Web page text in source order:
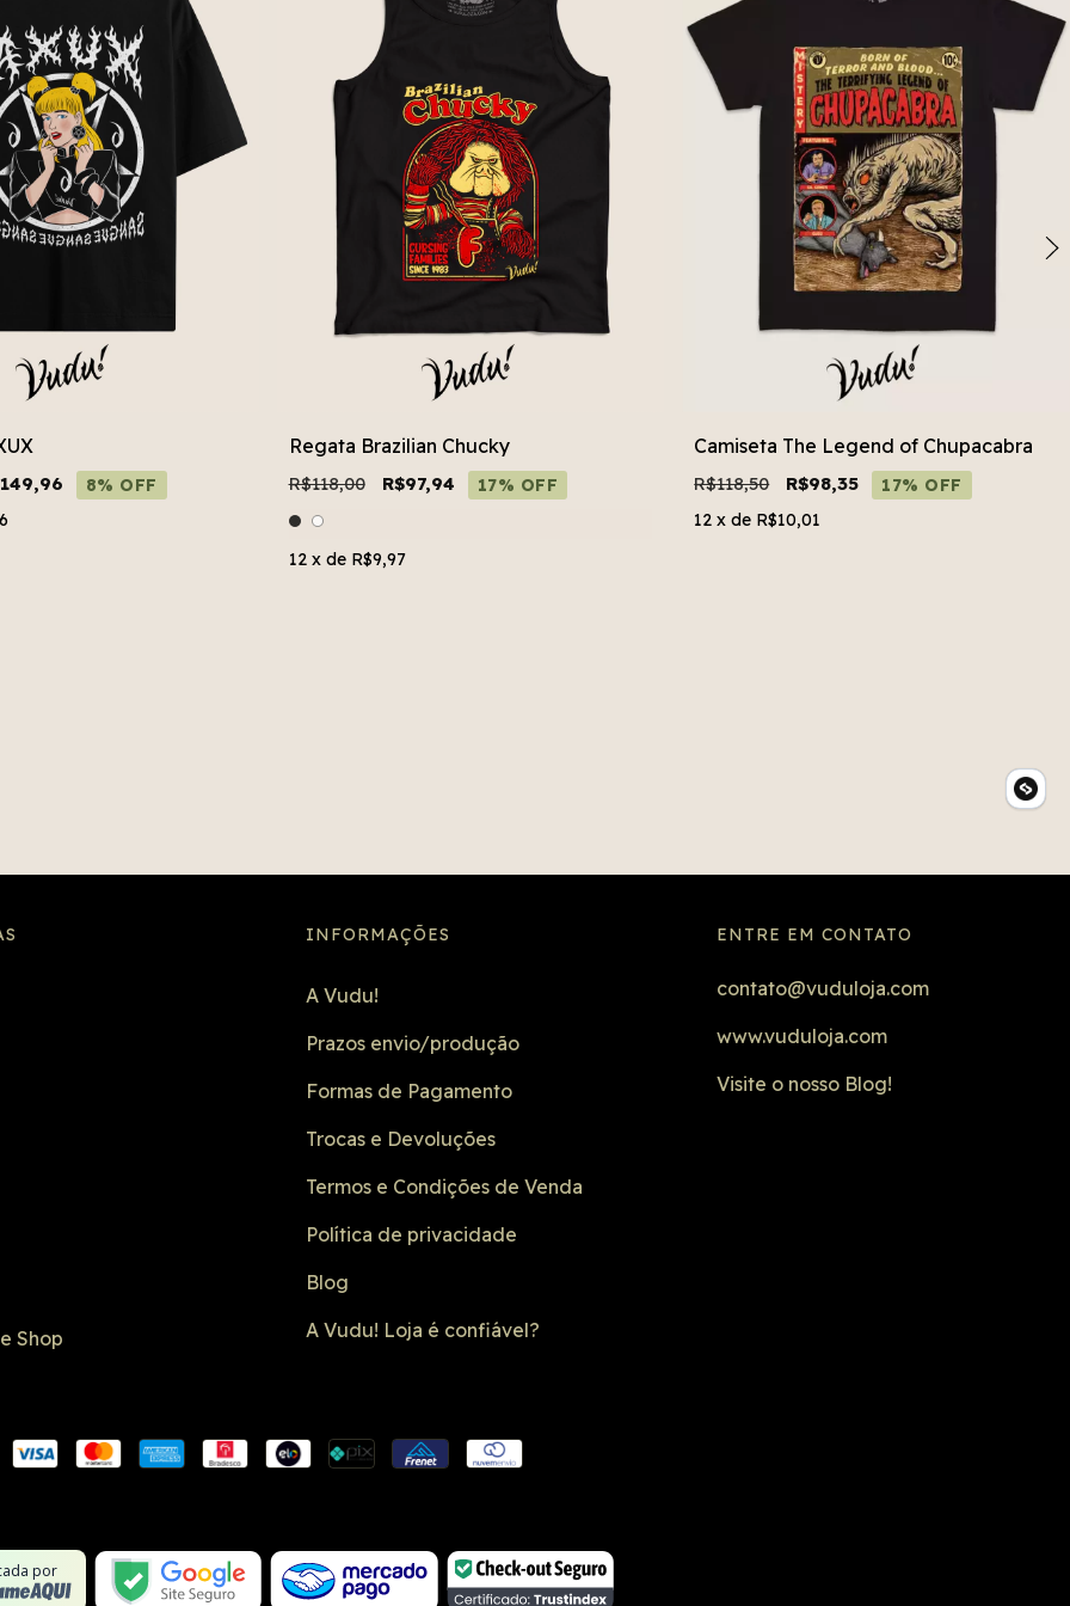
8% OFF
Regata Brazilian Chucky
R$118,00 R$97,94 17% OFF
12 x de R$9,97
Camiseta The Legend of Chupacabra
R$118,50 R$98,35
17% OFF
12 x de R$10,01
Shop
INFORMAÇÕES
A Vudu!
Prazos envio/produção
Formas de Pagamento
Trocas e Devoluções
Termos e Condições de Venda
Política de privacidade
Blog
A Vudu! Loja é confiável?
ENTRE EM CONTATO
contato@vuduloja.com
www.vuduloja.com
Visite o nosso Blog!
por
Conexão SSL segura